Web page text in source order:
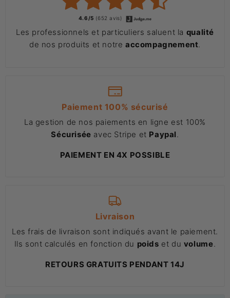
4.6/5 (652 avis)
Les professionnels et particuliers saluent la qualité
de nos produits et notre accompagnement
Paiement 100% sécurisé
La gestion de nos paiements en ligne est 100%
Sécurisée avec Stripe et Paypal
PAIEMENT EN 4X POSSIBLE
Livraison
Les frais de livraison sont indiqués avant le paiement.
Ils sont calculés en fonction du poids et du volume
RETOURS GRATUITS PENDANT 14J